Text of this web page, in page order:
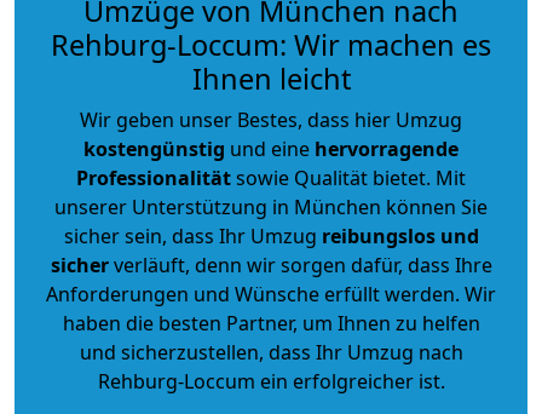
Umzüge von München nach
Rehburg-Loccum: Wir machen es
Ihnen leicht
Wir geben unser Bestes, dass hier Umzug
kostengünstig und eine hervorragende
Professionalitätsowie Qualität bietet. Mit
unserer Unterstützung in München können Sie
sicher sein, dass Ihr Umzug reibungslos und
sicherverläuft, denn wir sorgen dafür, dass Ihre
Anforderungen und Wünsche erfüllt werden. Wir
haben die besten Partner, um Ihnen zu helfen
und sicherzustellen, dass Ihr Umzug nach
Rehburg-Loccum ein erfolgreicher ist.